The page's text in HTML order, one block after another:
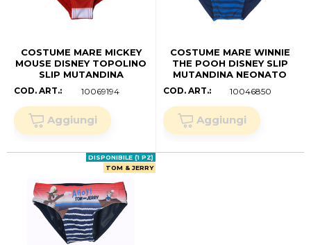
COSTUME MARE MICKEY
MOUSE DISNEY TOPOLINO
SLIP MUTANDINA
NEONATO -
MIC0394ROSSO (.mesi 12)
COD. ART.: 10069194
COSTUME MARE WINNIE
THE POOH DISNEY SLIP
MUTANDINA NEONATO
BAMBINO TAGLIE 12/36
MESI - SE0018BLU (anni
02)
COD. ART.: 10046850
TOM & JERRY
DISPONIBILE (1 PZ)